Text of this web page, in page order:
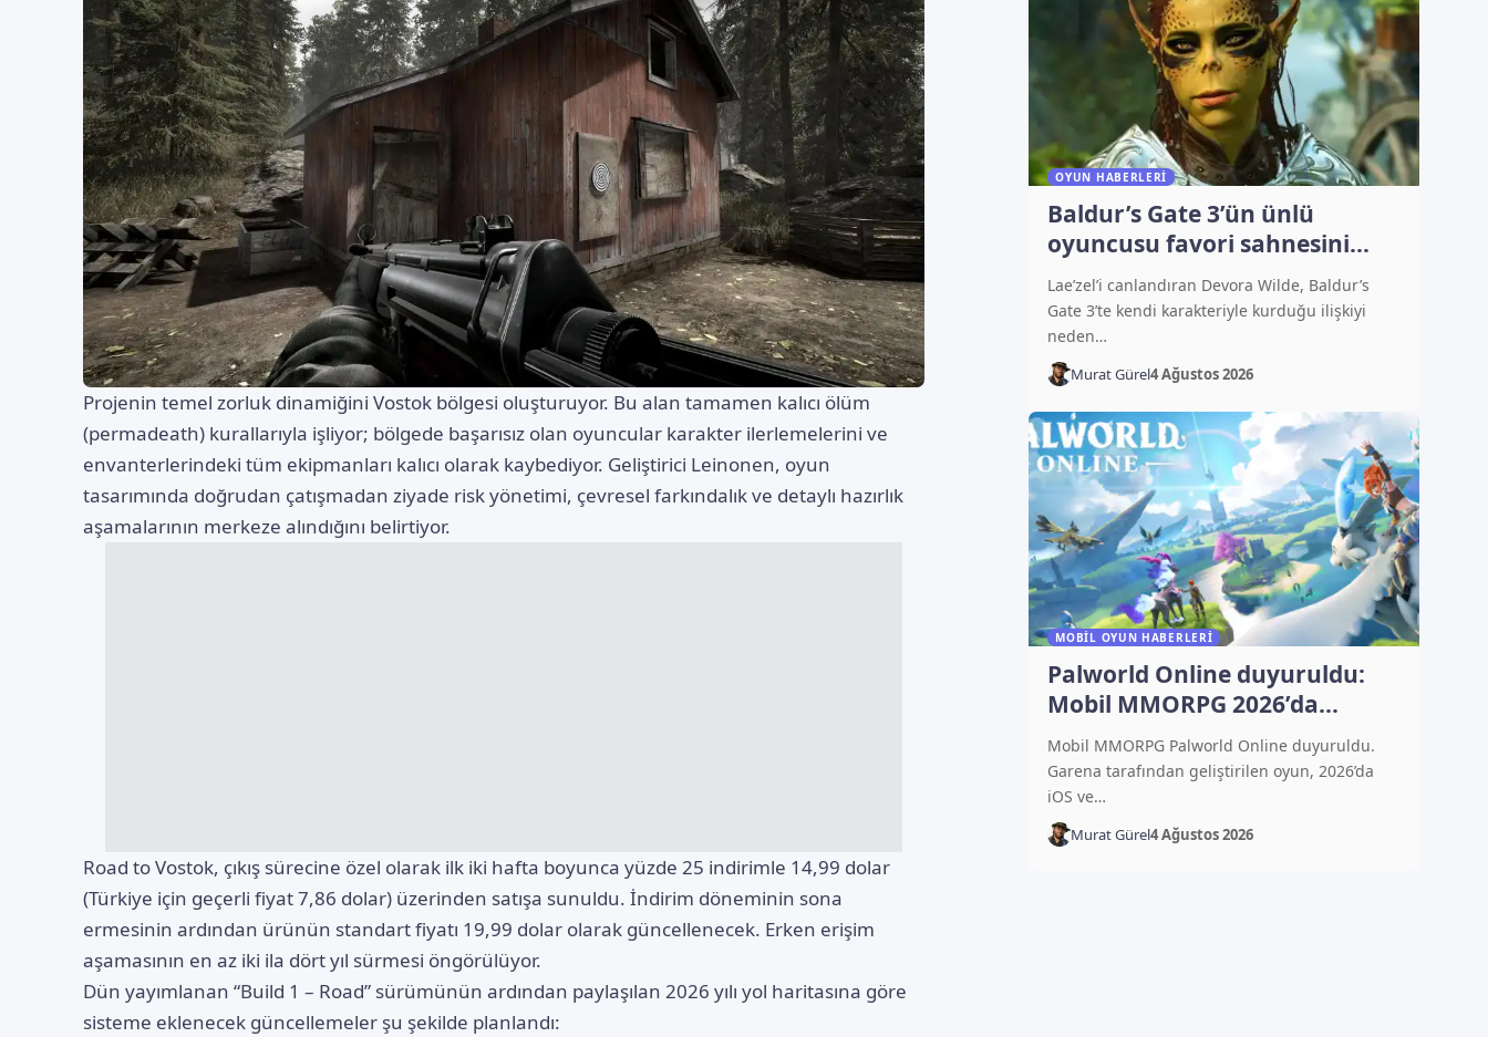
Projenin temel zorluk dinamiğini Vostok bölgesi oluşturuyor. Bu alan tamamen kalıcı ölüm
(permadeath) kurallarıyla işliyor; bölgede başarısız olan oyuncular karakter ilerlemelerini ve
envanterlerindeki tüm ekipmanları kalıcı olarak kaybediyor. Geliştirici Leinonen, oyun
tasarımında doğrudan çatışmadan ziyade risk yönetimi, çevresel farkındalık ve detaylı hazırlık
aşamalarının merkeze alındığını belirtiyor.
Road to Vostok, çıkış sürecine özel olarak ilk iki hafta boyunca yüzde 25 indirimle 14,99 dolar
(Türkiye için geçerli fiyat 7,86 dolar) üzerinden satışa sunuldu. İndirim döneminin sona
ermesinin ardından ürünün standart fiyatı 19,99 dolar olarak güncellenecek. Erken erişim
aşamasının en az iki ila dört yıl sürmesi öngörülüyor.
Dün yayımlanan “Build 1 – Road” sürümünün ardından paylaşılan 2026 yılı yol haritasına göre
sisteme eklenecek güncellemeler şu şekilde planlandı:
OYUN HABERLERI
Baldur’s Gate 3’ün ünlü
oyuncusu favori sahnesini
açıkladı
Lae’zel’i canlandıran Devora Wilde, Baldur’s
Gate 3’te kendi karakteriyle kurduğu ilişkiyi
neden…
Murat Gürel4 Ağustos 2026
MOBIL OYUN HABERLERI
Palworld Online duyuruldu:
Mobil MMORPG 2026’da
çıkacak
Mobil MMORPG Palworld Online duyuruldu.
Garena tarafından geliştirilen oyun, 2026’da
iOS ve…
Murat Gürel4 Ağustos 2026